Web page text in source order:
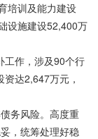
培训及能力建设
设施建设52,400万
作，涉及90个行
达2,647万元，
务风险。高度重
，统筹处理好稳